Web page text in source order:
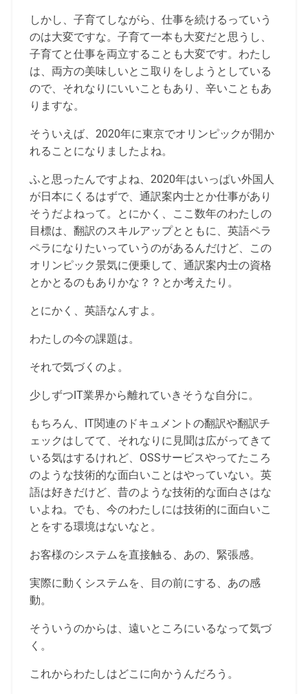
しかし、子育てしながら、仕事を続けるっていう
のは大変ですな。子育て一本も大変だと思うし、
子育てと仕事を両立することも大変です。わたし
は、両方の美味しいとこ取りをしようとしている
ので、それなりにいいこともあり、辛いこともあ
りますな。
そういえば、2020年に東京でオリンピックが開か
れることになりましたよね。
ふと思ったんですよね、2020年はいっぱい外国人
が日本にくるはずで、通訳案内士とか仕事があり
そうだよねって。とにかく、ここ数年のわたしの
目標は、翻訳のスキルアップとともに、英語ペラ
ペラになりたいっていうのがあるんだけど、この
オリンピック景気に便乗して、通訳案内士の資格
とかとるのもありかな？？とか考えたり。
とにかく、英語なんすよ。
わたしの今の課題は。
それで気づくのよ。
少しずつIT業界から離れていきそうな自分に。
もちろん、IT関連のドキュメントの翻訳や翻訳チ
ェックはしてて、それなりに見聞は広がってきて
いる気はするけれど、OSSサービスやってたころ
のような技術的な面白いことはやっていない。英
語は好きだけど、昔のような技術的な面白さはな
いよね。でも、今のわたしには技術的に面白いこ
とをする環境はないなと。
お客様のシステムを直接触る、あの、緊張感。
実際に動くシステムを、目の前にする、あの感
動。
そういうのからは、遠いところにいるなって気づ
く。
これからわたしはどこに向かうんだろう。